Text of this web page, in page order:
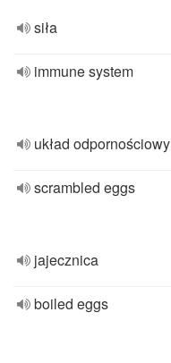
siła
immune system
układ odpornościowy
scrambled eggs
jajecznica
boiled eggs